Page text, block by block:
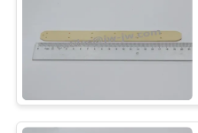
PRIVACY
POLICY
Airjet-